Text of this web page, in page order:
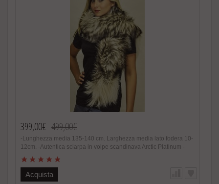
399,00€ 499,00€
-Lunghezza media 135-140 cm. Larghezza media lato fodera 10-
12cm. -Autentica sciarpa in volpe scandinava Arctic Platinum -
sfumature assolutamente naturali -Estremamente calda e soffice,
alla moda -Foderata internamente in raso -Fatto in Italia. Brand
Amica snc -Altissima qualita‘ materiale utilizzato Speciale
Acquista